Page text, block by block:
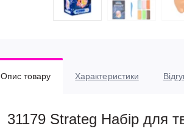
Опис товару Характеристики
31179 Strateg Набір для